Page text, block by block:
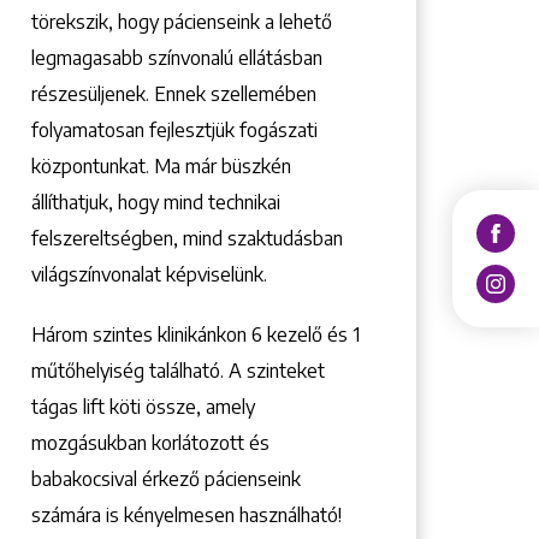
törekszik, hogy pácienseink a lehető
legmagasabb színvonalú ellátásban
részesüljenek. Ennek szellemében
folyamatosan fejlesztjük fogászati
központunkat. Ma már büszkén
állíthatjuk, hogy mind technikai
felszereltségben, mind szaktudásban
világszínvonalat képviselünk.
Három szintes klinikánkon 6 kezelő ­és 1
műtőhelyiség található. A szinteket
tágas lift köti össze, amely
mozgásukban korlátozott és
babakocsival érkező pácienseink
számára is kényelmesen használható!